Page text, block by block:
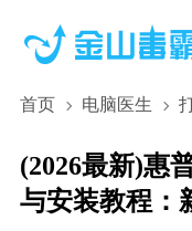
首页 电脑医生
(2026最新)惠
与安装教程：